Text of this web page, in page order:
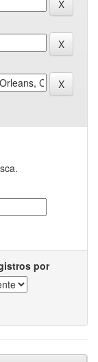
por